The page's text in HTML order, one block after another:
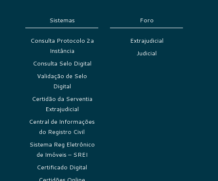
Sistemas
Consulta Protocolo 2a
Instância
Consulta Selo Digital
Validação de Selo
Digital
Certidão da Serventia
Extrajudicial
Central de Informações
do Registro Civil
Sistema Reg Eletrônico
de Imóveis – SREI
Certificado Digital
Foro
Extrajudicial
Judicial